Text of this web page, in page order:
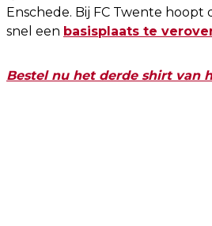
Enschede. Bij FC Twente hoopt
snel een basisplaats te
Bestel nu het derde shirt van